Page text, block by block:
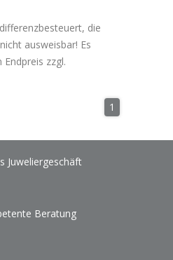
die
ausweisbar! Es
zzgl.
1
Juweliergeschäft
Beratung